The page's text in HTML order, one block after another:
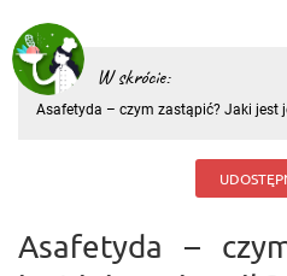
W skrócie:
Asafetyda – czym zastąpić? Jaki jest
przyprawa o zapachu
Asafetyda –